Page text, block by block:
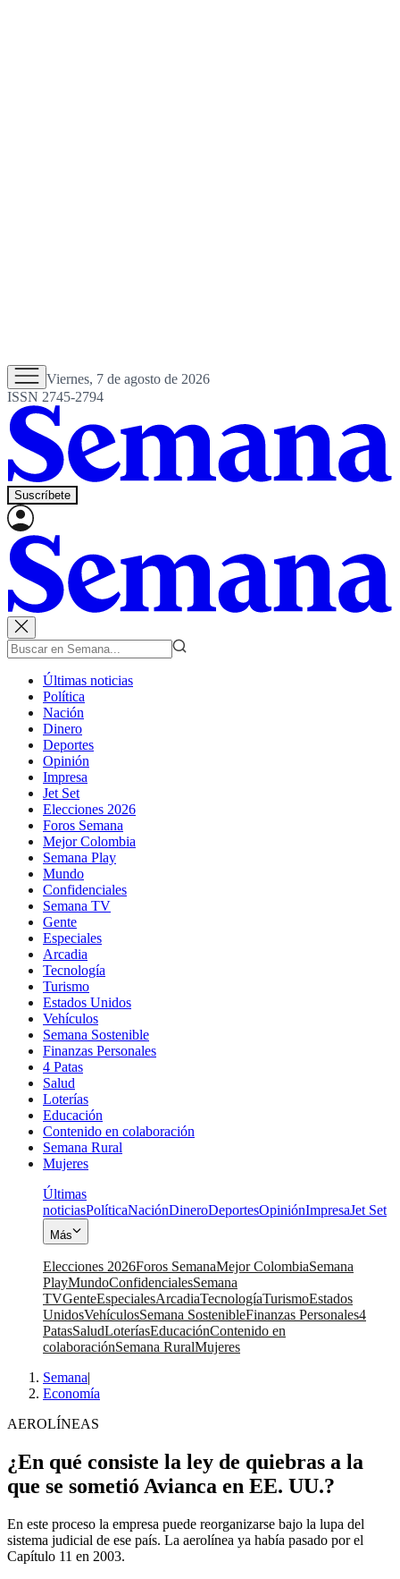
Viernes, 7 de agosto de 2026
ISSN 2745-2794
Suscríbete
Últimas noticias
Política
Nación
Dinero
Deportes
Opinión
Impresa
Jet Set
Elecciones 2026
Foros Semana
Mejor Colombia
Semana Play
Mundo
Confidenciales
Semana TV
Gente
Especiales
Arcadia
Tecnología
Turismo
Estados Unidos
Vehículos
Semana Sostenible
Finanzas Personales
4 Patas
Salud
Loterías
Educación
Contenido en colaboración
Semana Rural
Mujeres
Últimas
noticiasPolíticaNaciónDineroDeportesOpiniónImpresaJet Set
Más
Elecciones 2026Foros SemanaMejor ColombiaSemana
PlayMundoConfidencialesSemana
TVGenteEspecialesArcadiaTecnologíaTurismoEstados
UnidosVehículosSemana SostenibleFinanzas Personales4
PatasSaludLoteríasEducaciónContenido en
colaboraciónSemana RuralMujeres
Semana|
Economía
AEROLÍNEAS
¿En qué consiste la ley de quiebras a la
que se sometió Avianca en EE. UU.?
En este proceso la empresa puede reorganizarse bajo la lupa del
sistema judicial de ese país. La aerolínea ya había pasado por el
Capítulo 11 en 2003.